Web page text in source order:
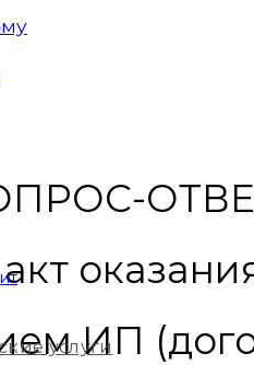
услуги
ИП